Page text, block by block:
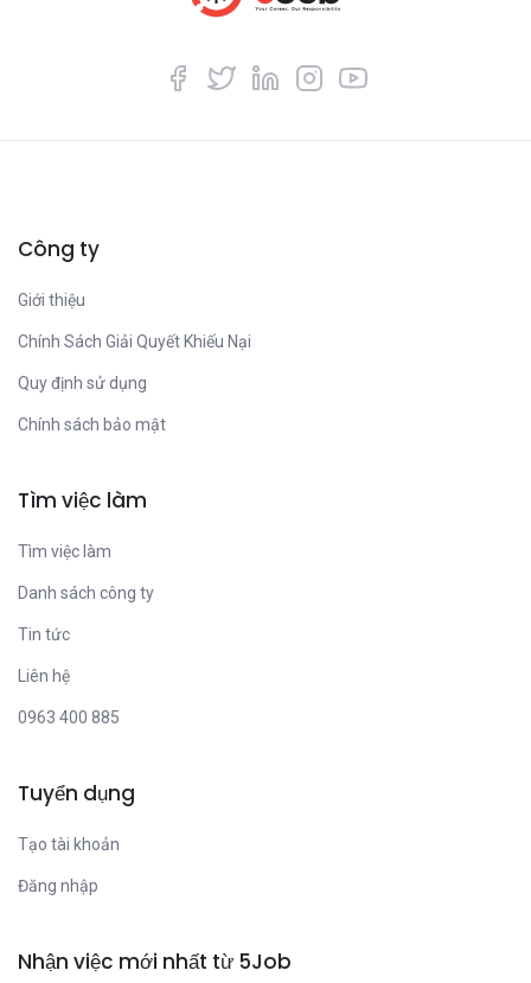
Công ty
Giới thiệu
Chính Sách Giải Quyết Khiếu Nại
Quy định sử dụng
Chính sách bảo mật
Tìm việc làm
Tìm việc làm
Danh sách công ty
Tin tức
Liên hệ
0963 400 885
Tuyển dụng
Tạo tài khoản
Đăng nhập
Nhận việc mới nhất từ 5Job